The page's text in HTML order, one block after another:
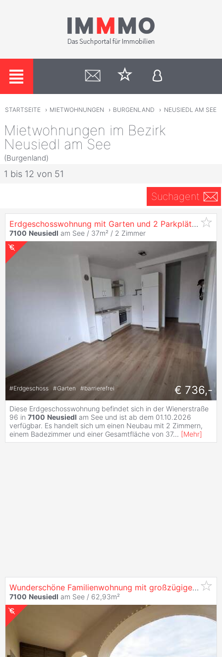
STARTSEITE › MIETWOHNUNGEN › BURGENLAND › NEUSIEDL AM SEE
Mietwohnungen im Bezirk
Neusiedl am See
(Burgenland)
1 bis 12 von 51
Suchagent
Erdgeschosswohnung mit Garten und 2 Parkplätzen
7100 Neusiedl am See / 37m² / 2 Zimmer
#Erdgeschoss #Garten #barrierefrei € 736,-
Diese Erdgeschosswohnung befindet sich in der Wienerstraße
96 in 7100 Neusiedl am See und ist ab dem 01.10.2026
verfügbar. Es handelt sich um einen Neubau mit 2 Zimmern,
einem Badezimmer und einer Gesamtfläche von 37... [Mehr]
Wunderschöne Familienwohnung mit großzügiger Loggia
7100 Neusiedl am See / 62,93m²